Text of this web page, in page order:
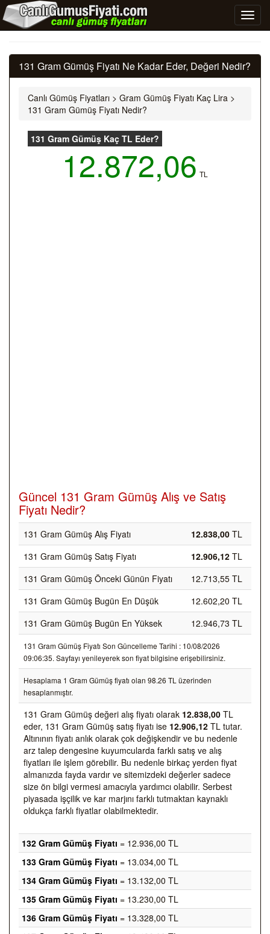
131 Gram Gümüş Fiyatı Ne Kadar Eder, Değeri Nedir?
Canlı Gümüş Fiyatları > Gram Gümüş Fiyatı Kaç Lira >
131 Gram Gümüş Fiyatı Nedir?
131 Gram Gümüş Kaç TL Eder?
12.872,06 TL
Güncel 131 Gram Gümüş Alış ve Satış
Fiyatı Nedir?
131 Gram Gümüş Alış Fiyatı 12.838,00 TL
131 Gram Gümüş Satış Fiyatı
12.906,12 TL
131 Gram Gümüş Önceki Günün Fiyatı
12.713,55 TL
131 Gram Gümüş Bugün En Düşük
12.602,20 TL
131 Gram Gümüş Bugün En Yüksek
12.946,73 TL
131 Gram Gümüş Fiyatı Son Güncelleme Tarihi : 10/08/2026
09:06:35. Sayfayı yenileyerek son fiyat bilgisine erişebilirsiniz.
Hesaplama 1 Gram Gümüş fiyatı olan 98.26 TL üzerinden
hesaplanmıştır.
131 Gram Gümüş değeri alış fiyatı olarak 12.838,00 TL
eder, 131 Gram Gümüş satış fiyatı ise 12.906,12 TL tutar.
Altınının fiyatı anlık olarak çok değişkendir ve bu nedenle
arz talep dengesine kuyumcularda farklı satış ve alış
fiyatları ile işlem görebilir. Bu nedenle birkaç yerden fiyat
almanızda fayda vardır ve sitemizdeki değerler sadece
size ön bilgi vermesi amacıyla yardımcı olabilir. Serbest
piyasada işçilik ve kar marjını farklı tutmaktan kaynaklı
oldukça farklı fiyatlar olabilmektedir.
132 Gram Gümüş Fiyatı = 12.936,00 TL
133 Gram Gümüş Fiyatı = 13.034,00 TL
134 Gram Gümüş Fiyatı = 13.132,00 TL
135 Gram Gümüş Fiyatı = 13.230,00 TL
136 Gram Gümüş Fiyatı = 13.328,00 TL